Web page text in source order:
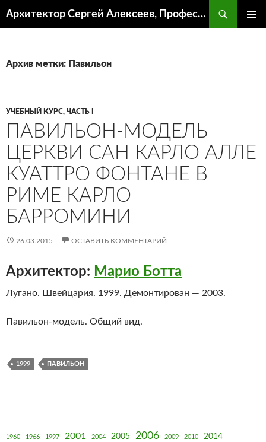
Архитектор Сергей Алексеев, Профессор кафедры ИА и АР ААИ ЮФУ
Архив метки: Павильон
УЧЕБНЫЙ КУРС, ЧАСТЬ I
ПАВИЛЬОН-МОДЕЛЬ
ЦЕРКВИ САН КАРЛО АЛЛЕ
КУАТТРО ФОНТАНЕ В
РИМЕ КАРЛО
БАРРОМИНИ
26.03.2015 ОСТАВИТЬ КОММЕНТАРИЙ
Архитектор: Марио Ботта
Лугано. Швейцария. 1999. Демонтирован — 2003.
Павильон-модель. Общий вид.
1999 ПАВИЛЬОН
1960 1966 1997 2001 2004 2005 2006 2009 2010 2014